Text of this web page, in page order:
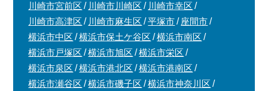
川崎市宮前区
川崎市川崎区
川崎市幸区
川崎市高津区
川崎市麻生区 平塚市
座間市
横浜市中区
横浜市保土ケ谷区
横浜市南区
横浜市戸塚区
横浜市旭区
横浜市栄区
横浜市泉区
横浜市港北区
横浜市港南区
横浜市瀬谷区
横浜市磯子区
横浜市神奈川区